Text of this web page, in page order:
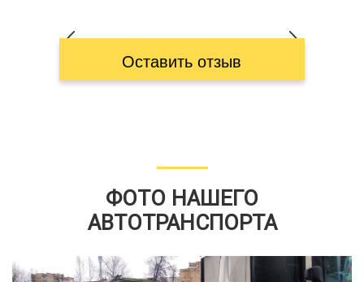
Оставить отзыв
ФОТО НАШЕГО
АВТОТРАНСПОРТА